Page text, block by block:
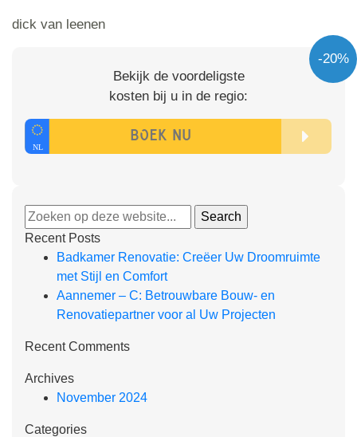
dick van leenen
-20%
Bekijk de voordeligste
kosten bij u in de regio:
Recent Posts
Badkamer Renovatie: Creëer Uw Droomruimte
met Stijl en Comfort
Aannemer – C: Betrouwbare Bouw- en
Renovatiepartner voor al Uw Projecten
Recent Comments
Archives
November 2024
Categories